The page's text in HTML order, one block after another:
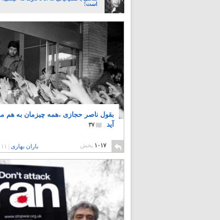
است!
بقول ناصر حجازی ،همه چیزمان به هم
آید
۳۷
۱۰۱۷ پخش باران بهاری ۱۱ سال پیش